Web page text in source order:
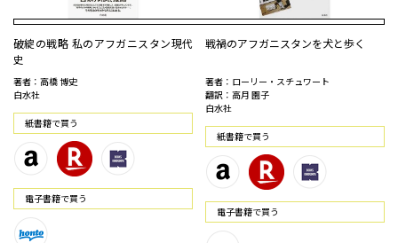
破綻の戦略 私のアフガニスタン現代
史
著者：高橋 博史
白水社
紙書籍で買う
電⼦書籍で買う
戦禍のアフガニスタンを犬と歩く
著者：ローリー・スチュワート
翻訳：高月 園子
白水社
紙書籍で買う
電⼦書籍で買う